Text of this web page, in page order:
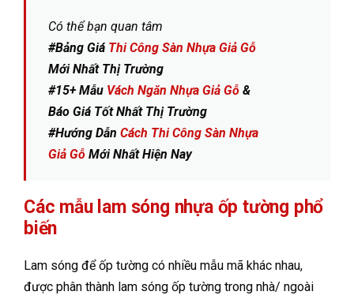
Có thể bạn quan tâm
#Bảng Giá Thi Công Sàn Nhựa Giả Gỗ
Mới Nhất Thị Trường
#15+ Mẫu Vách Ngăn Nhựa Giả Gỗ &
Báo Giá Tốt Nhất Thị Trường
#Hướng Dẫn Cách Thi Công Sàn Nhựa
Giả Gỗ Mới Nhất Hiện Nay
Các mẫu lam sóng nhựa ốp tường phổ
biến
Lam sóng để ốp tường có nhiều mẫu mã khác nhau,
được phân thành lam sóng ốp tường trong nhà/ ngoài